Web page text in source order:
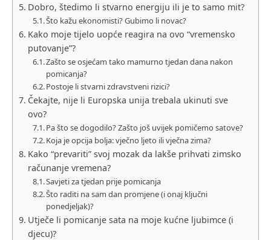
Dobro, štedimo li stvarno energiju ili je to samo mit?
Što kažu ekonomisti? Gubimo li novac?
Kako moje tijelo uopće reagira na ovo “vremensko
putovanje”?
Zašto se osjećam tako mamurno tjedan dana nakon
pomicanja?
Postoje li stvarni zdravstveni rizici?
Čekajte, nije li Europska unija trebala ukinuti sve
ovo?
Pa što se dogodilo? Zašto još uvijek pomičemo satove?
Koja je opcija bolja: vječno ljeto ili vječna zima?
Kako “prevariti” svoj mozak da lakše prihvati zimsko
računanje vremena?
Savjeti za tjedan prije pomicanja
Što raditi na sam dan promjene (i onaj ključni
ponedjeljak)?
Utječe li pomicanje sata na moje kućne ljubimce (i
djecu)?